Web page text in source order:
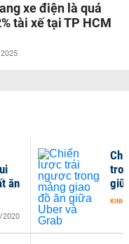
xe điện là quá
tài xế tại TP HCM
ăn
2020
KINH